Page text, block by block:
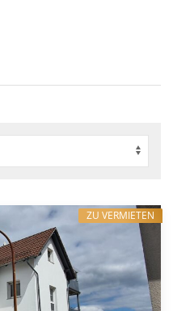
ZU VERMIETEN